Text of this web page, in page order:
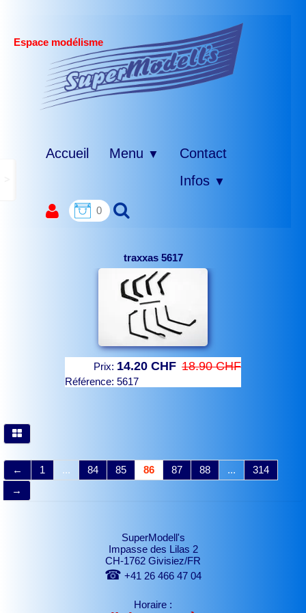
Espace modélisme
Accueil Menu ▼
Contact
Infos ▼
0
traxxas 5617
Prix: 14.20 CHF 18.90 CHF
Référence: 5617
← 1 ... 84 85 86 87 88 ...
314
→
SuperModell's
Impasse des Lilas 2
CH-1762 Givisiez/FR
☎ +41 26 466 47 04
Horaire :